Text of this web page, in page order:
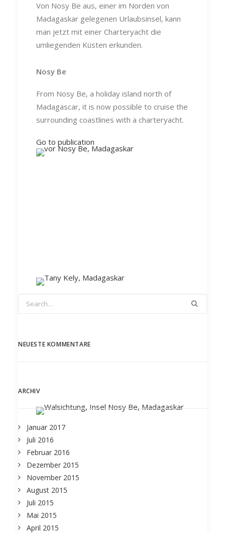
Von Nosy Be aus, einer im Norden von
Madagaskar gelegenen Urlaubsinsel, kann
man jetzt mit einer Charteryacht die
umliegenden Küsten erkunden.
Nosy Be
From Nosy Be, a holiday island north of
Madagascar, it is now possible to cruise the
surrounding coastlines with a charteryacht.
Go to publication
NEUESTE KOMMENTARE
ARCHIV
Januar 2017
Juli 2016
Februar 2016
Dezember 2015
November 2015
August 2015
Juli 2015
Mai 2015
April 2015